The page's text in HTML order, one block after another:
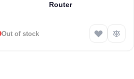
Router
Out of stock